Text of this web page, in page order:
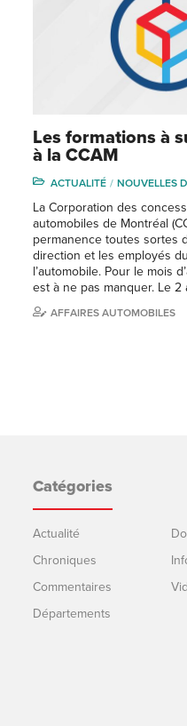
Les formations à
à la CCAM
ACTUALITÉ NOUVELLES
La Corporation des
automobiles de Montréal
permanence toutes sortes
direction et les employés
l’automobile. Pour le mois
est à ne pas manquer. Le 2
AFFAIRES AUTOMOBILES
Catégories
Actualité
Chroniques
Commentaires
Départements